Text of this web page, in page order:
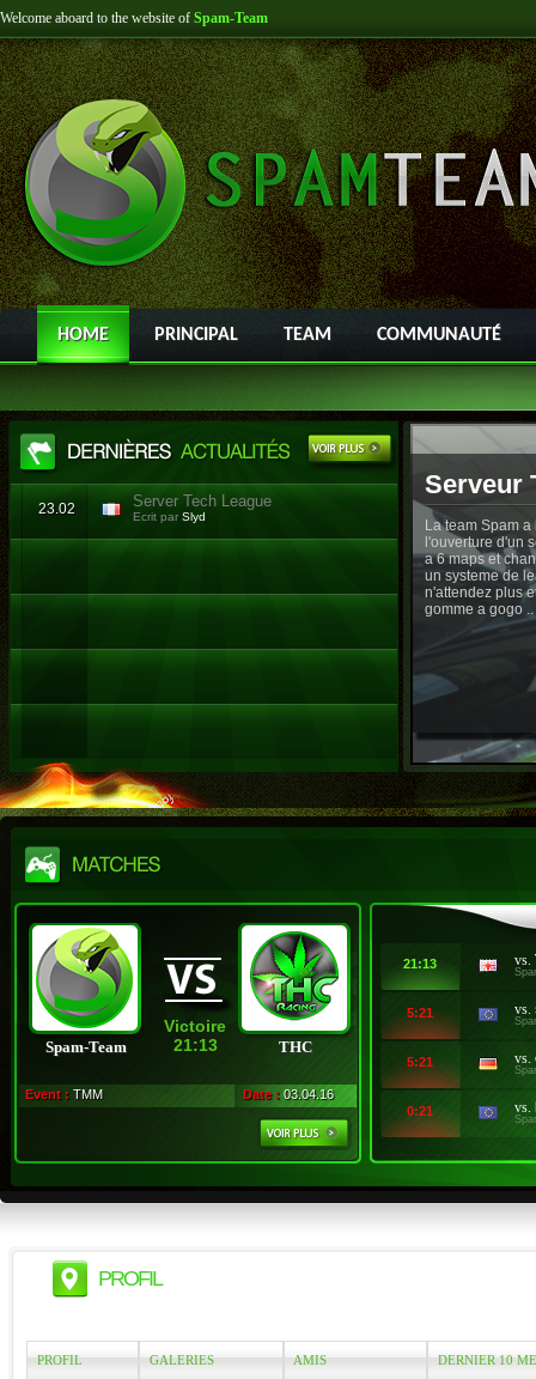
Welcome aboard to the website of Spam-Team
HOME PRINCIPAL TEAM COMMUNAUTÉ
23.02 Server Tech League
Ecrit par Slyd
Serveur
La team Spam
l'ouverture d'un
a 6 maps et
un systeme de
n'attendez plus
gomme a gogo ..
Spam-Team
Victoire
21:13
THC
Event : TMM Date : 03.04.16
21:13 vs.
5:21 vs.
5:21 vs.
0:21 vs.
PROFIL
PROFIL GALERIES AMIS DERNIER 10